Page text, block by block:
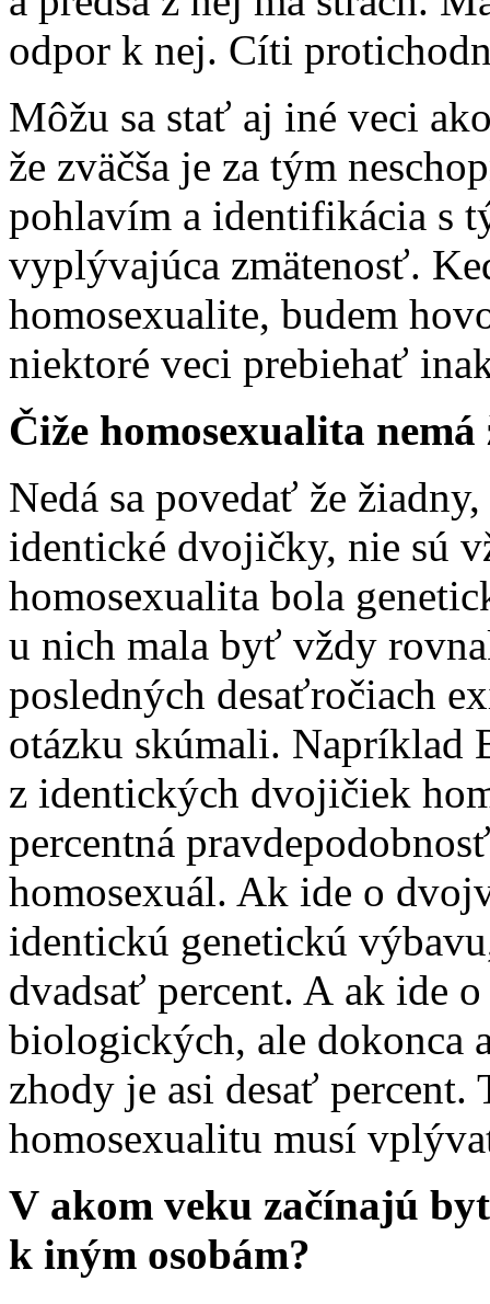
odpor k nej. Cíti
Môžu sa stať aj iné veci
že zväčša je za tým
pohlavím a identifikácia s
vyplývajúca zmätenosť.
homosexualite, budem
niektoré veci prebiehať
Čiže homosexualita
Nedá sa povedať že
identické dvojičky, nie sú
homosexualita bola
u nich mala byť vždy
posledných desaťročiach
otázku skúmali. Napríklad
z identických dvojičiek
percentná
homosexuál. Ak ide o
identickú genetickú
dvadsať percent. A ak ide
biologických, ale dokonca
zhody je asi desať percent.
homosexualitu musí
V akom veku začínajú
k iným osobám?